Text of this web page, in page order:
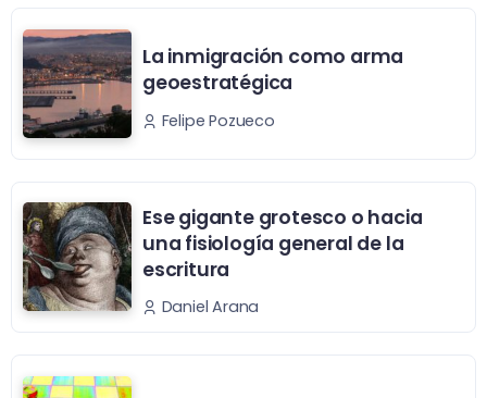
La inmigración como arma
geoestratégica
Felipe Pozueco
Ese gigante grotesco o hacia
una fisiología general de la
escritura
Daniel Arana